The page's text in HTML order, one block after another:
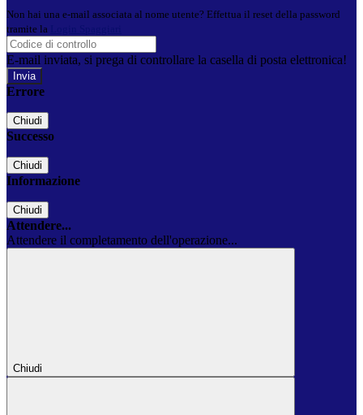
Non hai una e-mail associata al nome utente? Effettua il reset della password
tramite la
E-mail inviata, si prega di controllare la casella di posta elettronica!
Errore
Chiudi
Successo
Chiudi
Informazione
Chiudi
Attendere...
Attendere il completamento dell'operazione...
Chiudi